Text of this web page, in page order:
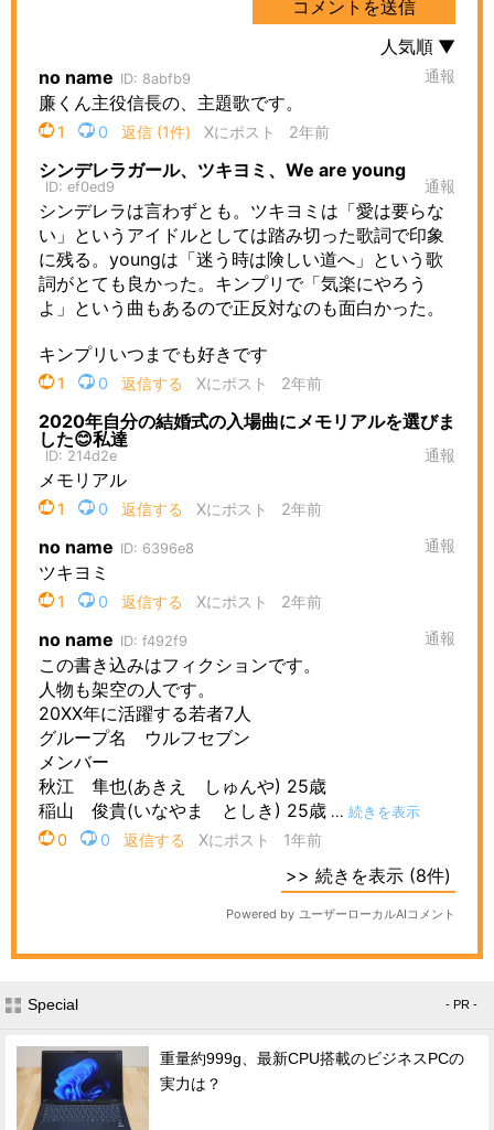
Special - PR -
重量約999g、最新CPU搭載のビジネスPCの
実力は？